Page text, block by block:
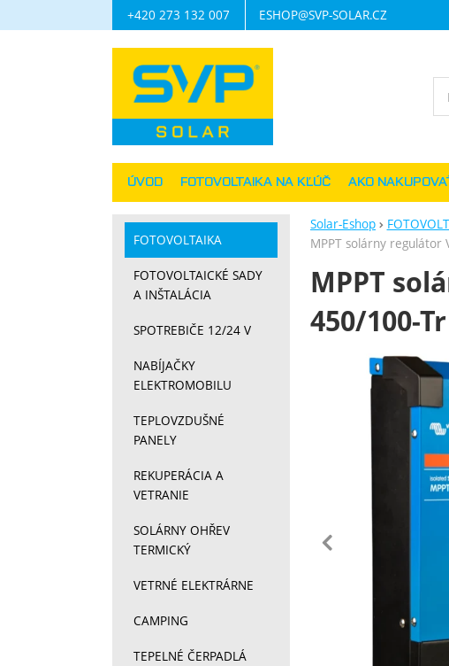
Solar-Eshop
MPPT solárny regulátor
MPPT
450/100-Tr
Fotografie
FOTOVOLTAIKA
FOTOVOLTAICKÉ SADY
A INŠTALÁCIA
SPOTREBIČE 12/24 V
NABÍJAČKY
ELEKTROMOBILU
TEPLOVZDUŠNÉ
PANELY
REKUPERÁCIA A
VETRANIE
SOLÁRNY OHŘEV
TERMICKÝ
VETRNÉ ELEKTRÁRNE
CAMPING
TEPELNÉ ČERPADLÁ
Navigácia
+420 273 132 007 ESHOP@SVP-SOLAR.CZ
ÚVOD FOTOVOLTAIKA NA KĽÚČ AKO